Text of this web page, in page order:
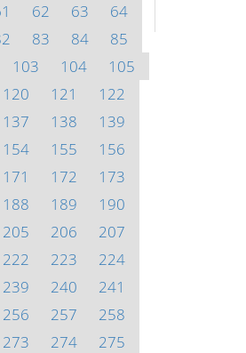
62 63
64
83 84
85
103 104
105
120 121
122
137 138
139
154 155
156
171 172
173
188 189
190
205 206
207
222 223
224
239 240
241
256 257
258
273 274 275